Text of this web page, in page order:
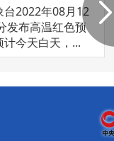
台2022年08月12
发布高温红色预
今天白天，...